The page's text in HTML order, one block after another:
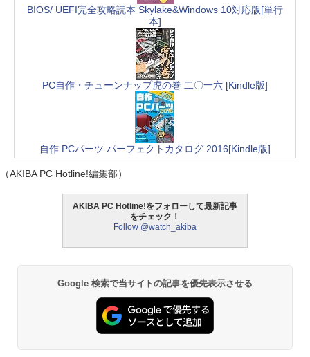
BIOS/ UEFI完全攻略読本 Skylake&Windows 10対応版[単行
本]
PC自作・チューンナップ虎の巻 二〇一六 [Kindle版]
自作 PCパーツ パーフェクトカタログ 2016[Kindle版]
（AKIBA PC Hotline!編集部）
AKIBA PC Hotline!をフォローして最新記事
をチェック！
Follow @watch_akiba
Google 検索で当サイトの記事を優先表示させる